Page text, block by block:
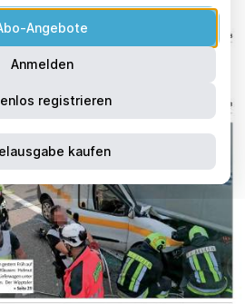
Angebote
Anmelden
registrieren
kaufen